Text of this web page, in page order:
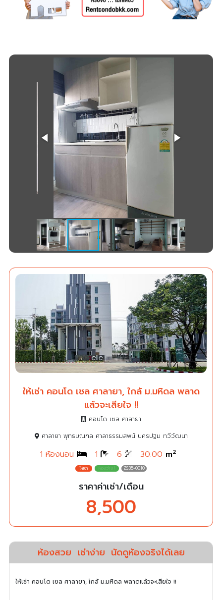
ให้เช่า คอนโด เซล ศาลายา, ใกล้ ม.มหิดล พลาด
แล้วจะเสียใจ !!
คอนโด เซล ศาลายา
ศาลายา พุทธมณฑล ศาลาธรรมสพน์ นครปฐม ทวีวัฒนา
1 ห้องนอน 1 6 30.00 m2
ZS35-0010
ราคาค่าเช่า/เดือน
8,500
ห้องสวย เช่าง่าย นัดดูห้องจริงได้เลย
ให้เช่า คอนโด เซล ศาลายา, ใกล้ ม.มหิดล พลาดแล้วจะเสียใจ !!